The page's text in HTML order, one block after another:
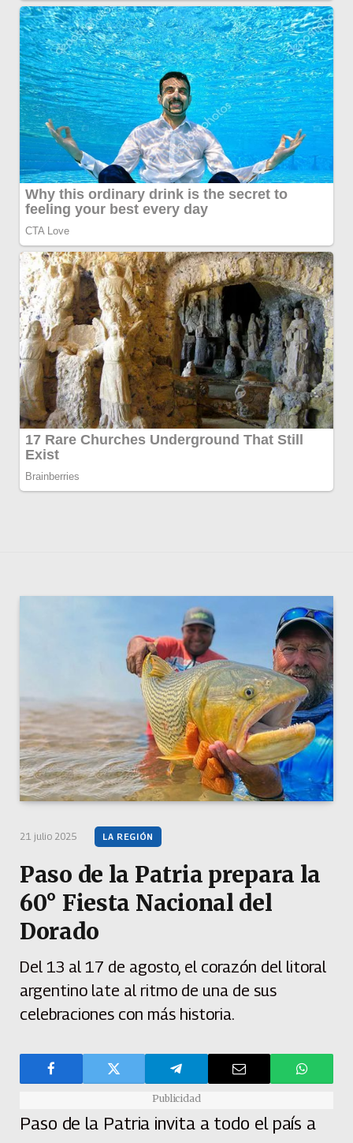
21 julio 2025 LA REGIÓN
Paso de la Patria prepara la
60° Fiesta Nacional del
Dorado
Del 13 al 17 de agosto, el corazón del litoral
argentino late al ritmo de una de sus
celebraciones con más historia.
Publicidad
Paso de la Patria invita a todo el país a